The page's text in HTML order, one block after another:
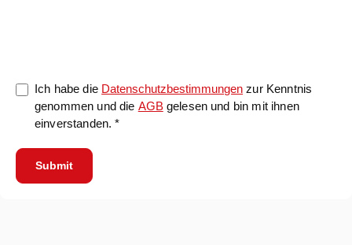
Ich habe die Datenschutzbestimmungen zur Kenntnis
genommen und die AGBgelesen und bin mit ihnen
einverstanden. *
Submit